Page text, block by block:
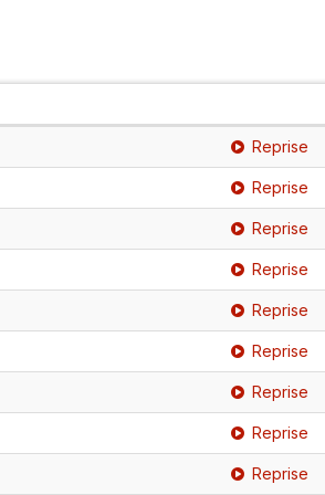
Reprise
Reprise
Reprise
Reprise
Reprise
Reprise
Reprise
Reprise
Reprise